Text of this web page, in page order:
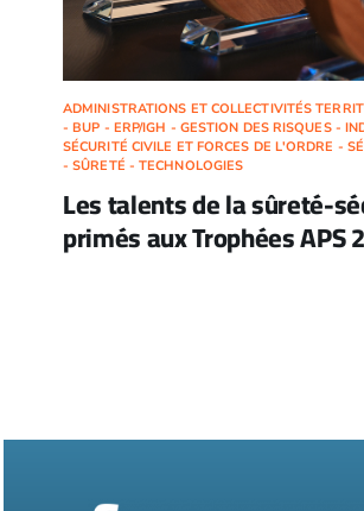
ADMINISTRATIONS ET COLLECTIVITÉS
- BUP - ERP/IGH - GESTION DES RISQUES -
SÉCURITÉ CIVILE ET FORCES DE L'ORDRE -
- SÛRETÉ - TECHNOLOGIES
Les talents de la sûreté-
primés aux Trophées APS